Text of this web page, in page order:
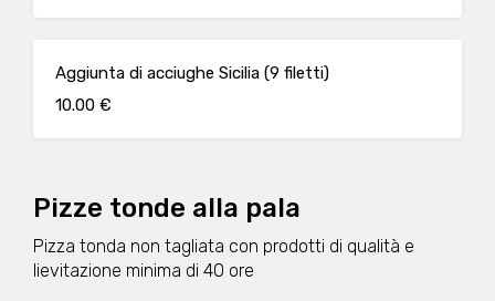
Aggiunta di acciughe Sicilia (9 filetti)
10.00 €
Pizze tonde alla pala
Pizza tonda non tagliata con prodotti di qualità e
lievitazione minima di 40 ore